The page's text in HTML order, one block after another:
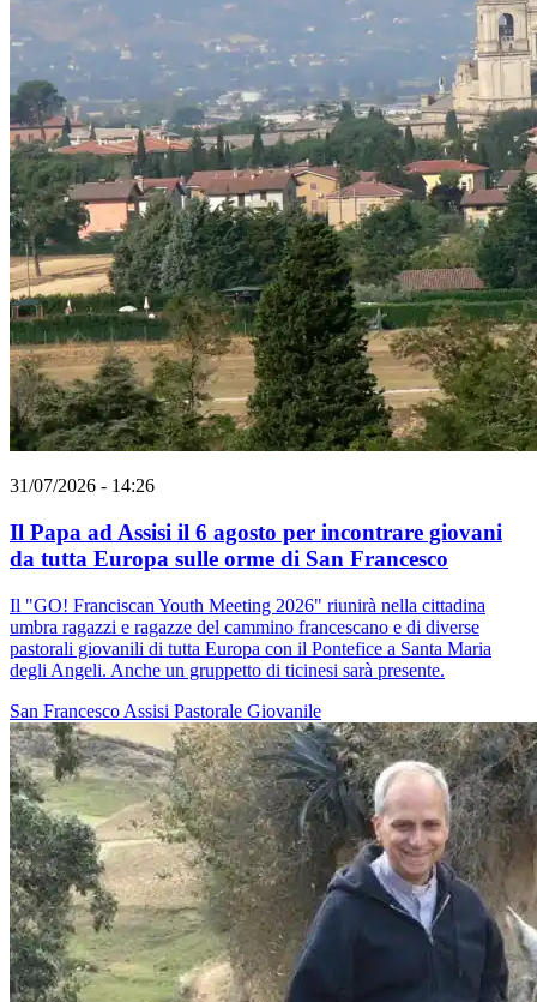
31/07/2026 - 14:26
Il Papa ad Assisi il 6 agosto per incontrare giovani
da tutta Europa sulle orme di San Francesco
Il "GO! Franciscan Youth Meeting 2026" riunirà nella cittadina
umbra ragazzi e ragazze del cammino francescano e di diverse
pastorali giovanili di tutta Europa con il Pontefice a Santa Maria
degli Angeli. Anche un gruppetto di ticinesi sarà presente.
San Francesco Assisi Pastorale Giovanile